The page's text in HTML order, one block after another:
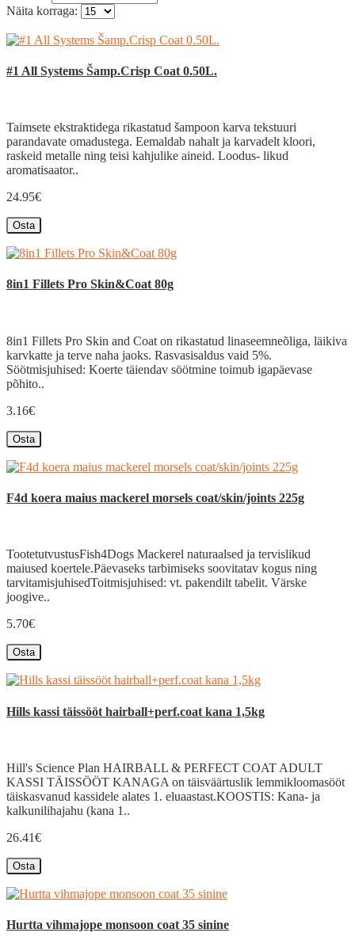
Näita korraga:
#1 All Systems Šamp.Crisp Coat 0.50L.
Taimsete ekstraktidega rikastatud šampoon karva tekstuuri
parandavate omadustega. Eemaldab nahalt ja karvadelt kloori,
raskeid metalle ning teisi kahjulike aineid. Loodus- likud
aromatisaator..
24.95€
Osta
8in1 Fillets Pro Skin&Coat 80g
8in1 Fillets Pro Skin and Coat on rikastatud linaseemneõliga, läikiva
karvkatte ja terve naha jaoks. Rasvasisaldus vaid 5%.
Söötmisjuhised: Koerte täiendav söötmine toimub igapäevase
põhito..
3.16€
Osta
F4d koera maius mackerel morsels coat/skin/joints 225g
TootetutvustusFish4Dogs Mackerel naturaalsed ja tervislikud
maiused koertele.Päevaseks tarbimiseks soovitatav kogus ning
tarvitamisjuhisedToitmisjuhised: vt. pakendilt tabelit. Värske
joogive..
5.70€
Osta
Hills kassi täissööt hairball+perf.coat kana 1,5kg
Hill's Science Plan HAIRBALL & PERFECT COAT ADULT
KASSI TÄISSÖÖT KANAGA on täisväärtuslik lemmikloomasööt
täiskasvanud kassidele alates 1. eluaastast.KOOSTIS: Kana- ja
kalkunilihajahu (kana 1..
26.41€
Osta
Hurtta vihmajope monsoon coat 35 sinine